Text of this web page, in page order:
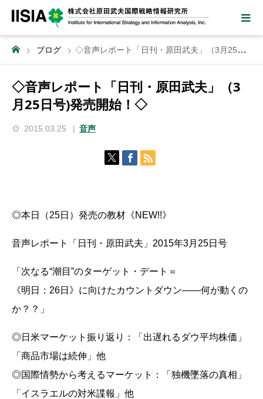
ブログ ◇音声レポート「日刊・原田武夫」（3月25日号)発売開始！◇
◇音声レポート「日刊・原田武夫」（3
月25日号)発売開始！◇
2015.03.25 音声
◎本日（25日）発売の教材《NEW!!》
音声レポート「日刊・原田武夫」2015年3月25日号
「次なる“潮目”のターゲット・デート＝
《明日：26日》に向けたカウントダウン――何が動くの
か？？」
◎日米マーケット振り返り：「出遅れるダウ平均株価」
「商品市場は続伸」他
◎国際情勢から考えるマーケット：「独機墜落の真相」
「イスラエルの対米諜報」他